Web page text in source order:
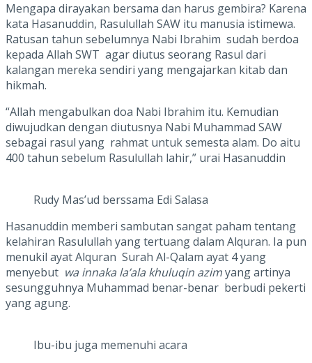
Mengapa dirayakan bersama dan harus gembira? Karena
kata Hasanuddin, Rasulullah SAW itu manusia istimewa.
Ratusan tahun sebelumnya Nabi Ibrahim sudah berdoa
kepada Allah SWT agar diutus seorang Rasul dari
kalangan mereka sendiri yang mengajarkan kitab dan
hikmah.
“Allah mengabulkan doa Nabi Ibrahim itu. Kemudian
diwujudkan dengan diutusnya Nabi Muhammad SAW
sebagai rasul yang rahmat untuk semesta alam. Do aitu
400 tahun sebelum Rasulullah lahir,” urai Hasanuddin
Rudy Mas’ud berssama Edi Salasa
Hasanuddin memberi sambutan sangat paham tentang
kelahiran Rasulullah yang tertuang dalam Alquran. Ia pun
menukil ayat Alquran Surah Al-Qalam ayat 4 yang
menyebut wa innaka la’ala khuluqin azimyang artinya
sesungguhnya Muhammad benar-benar berbudi pekerti
yang agung.
Ibu-ibu juga memenuhi acara